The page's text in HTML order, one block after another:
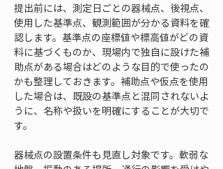
提出前には、測定日ごとの器械点、後視点、
使用した基準点、観測範囲が分かる資料を確
認します。基準点の座標値や標高値がどの資
料に基づくものか、現場内で独自に設けた補
助点がある場合はどのような目的で使ったの
かも整理しておきます。補助点や仮点を使用
した場合は、既設の基準点と混同されないよ
うに、名称や扱いを明確にすることが大切で
す。
器械点の設置条件も見直し対象です。軟弱な